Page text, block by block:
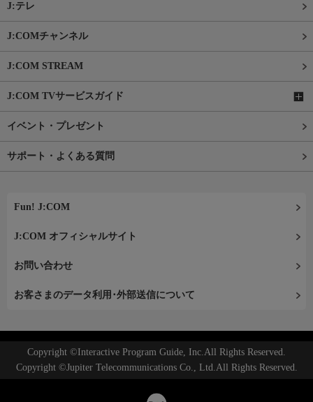
J:テレ
J:COMチャンネル
J:COM STREAM
J:COM TVサービスガイド
イベント・プレゼント
サポート・よくある質問
Fun! J:COM
J:COM オフィシャルサイト
お問い合わせ
お客さまのデータ利用･外部送信について
Copyright ©Interactive Program Guide, Inc.All Rights Reserved.
Copyright ©Jupiter Telecommunications Co., Ltd.All Rights Reserved.